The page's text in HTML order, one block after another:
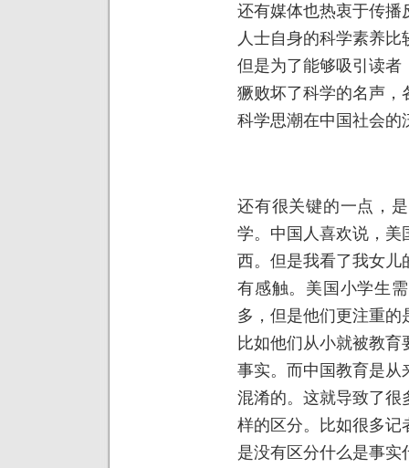
还有媒体也热衷于传播
人士自身的科学素养
但是为了能够吸引读者
獗败坏了科学的名声，
科学思潮在中国社会的
还有很关键的一点，
学。中国人喜欢说，美
西。但是我看了我女儿
有感触。美国小学生
多，但是他们更注重
比如他们从小就被教
事实。而中国教育是从
混淆的。这就导致了很
样的区分。比如很多记
是没有区分什么是事